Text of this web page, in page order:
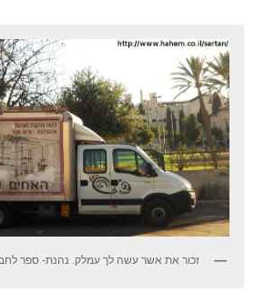
זכור את אשר עשה לך עמלק. נהנת- ספר